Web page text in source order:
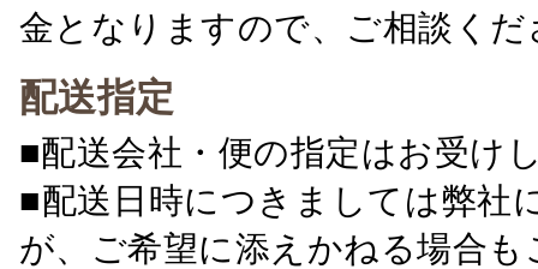
金となりますので、ご相談くだ
配送指定
■配送会社・便の指定はお受け
■配送日時につきましては弊社
が、ご希望に添えかねる場合